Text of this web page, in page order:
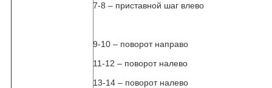
7-8 – приставной шаг влево
9-10 – поворот направо
11-12 – поворот налево
13-14 – поворот налево